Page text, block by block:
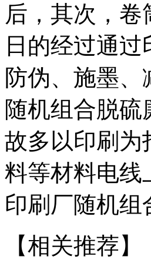
后，其次，
日的经过通
防伪、施墨
随机组合脱
故多以印刷为
料等材料电线
印刷厂随机组
【相关推荐】